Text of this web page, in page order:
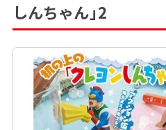
しんちゃん」2